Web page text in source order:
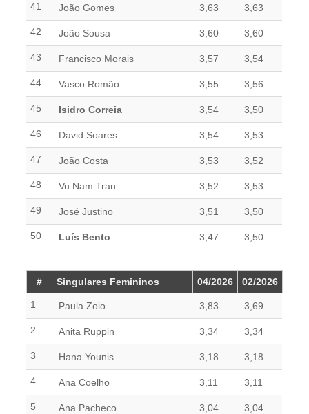
41 João Gomes 3,63 3,63
42 João Sousa 3,60 3,60
43 Francisco Morais 3,57 3,54
44 Vasco Romão 3,55 3,56
45 Isidro Correia 3,54 3,50
46 David Soares 3,54 3,53
47 João Costa 3,53 3,52
48 Vu Nam Tran 3,52 3,53
49 José Justino 3,51 3,50
50 Luís Bento 3,47 3,50
# Singulares Femininos 04/2026 02/2026
1 Paula Zoio 3,83 3,69
2 Anita Ruppin 3,34 3,34
3 Hana Younis 3,18 3,18
4 Ana Coelho 3,11 3,11
5 Ana Pacheco 3,04 3,04